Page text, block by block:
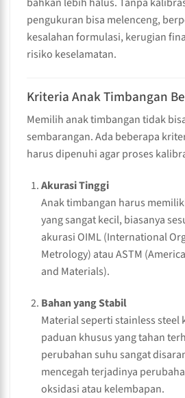
pengukuran bisa melenceng,
kesalahan formulasi, kerugian
risiko keselamatan.
Kriteria Anak Timbangan
Memilih anak timbangan tidak
sembarangan. Ada beberapa
harus dipenuhi agar proses
Akurasi Tinggi
Anak timbangan harus
yang sangat kecil, biasanya
akurasi OIML (International
Metrology) atau ASTM
and Materials).
Bahan yang Stabil
Material seperti stainless steel
paduan khusus yang tahan
perubahan suhu sangat
mencegah terjadinya
oksidasi atau kelembapan.